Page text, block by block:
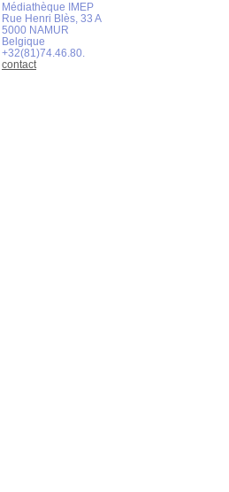
Médiathèque IMEP
Rue Henri Blès, 33 A
5000 NAMUR
Belgique
+32(81)74.46.80.
contact